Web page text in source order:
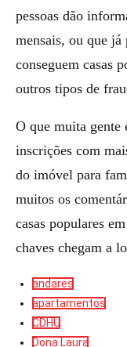
pessoas dão
mensais, ou que
conseguem casas
outros tipos de
O que muita gente
inscrições com
do imóvel para
muitos os
casas populares
chaves chegam a
andares
apartamentos
CDHU
Dona Laura